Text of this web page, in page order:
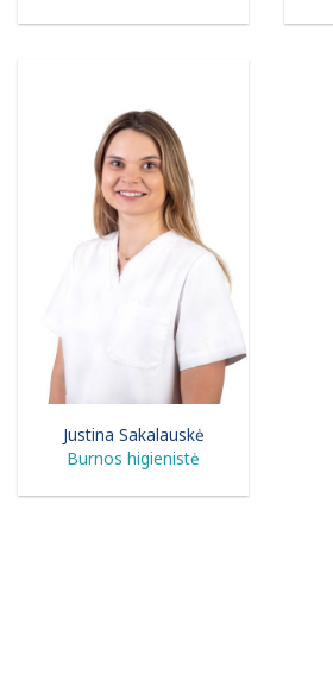
Justina Sakalauskė
Burnos higienistė